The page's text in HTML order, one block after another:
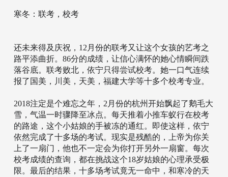
寒冬：联考，校考
还未来得及庆祝，12月份的联考又让这个女孩的艺考之
路平添曲折。86分的成绩，让信心满怀的她心情瞬间跌
落谷底。联考败北，依宁只得尝试校考。她一口气连续
报了国美，川美，天美，福建大学等十多个校考专业。
2018注定是个难忘之年，2月份的杭州开始飘起了鹅毛大
雪，气温一时骤降至冰点。每天推着小推车蚁行在校考
的路途，这个小姑娘的手被冻的通红。即使这样，依宁
依然完成了十多场的考试。现实是残酷的，上帝为你关
上了一扇门，他也不一定会为你打开另外一扇窗。每次
校考成绩的查询，都在挑战这个18岁姑娘的心理承受极
限。最后的结果，十多场考试竟无一命中，和寒冷的天